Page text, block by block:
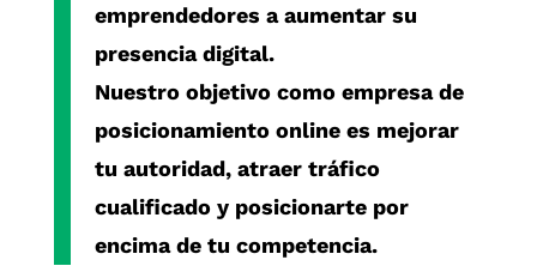
emprendedores a aumentar su
presencia digital.
Nuestro objetivo como empresa de
posicionamiento onlinees mejorar
tu autoridad, atraer tráfico
cualificado y posicionarte por
encima de tu competencia.